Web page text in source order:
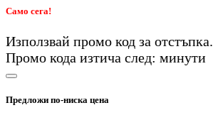
Само сега!
Използвай промо код за отстъпка.
Промо кода изтича след: минути
Предложи по-ниска цена